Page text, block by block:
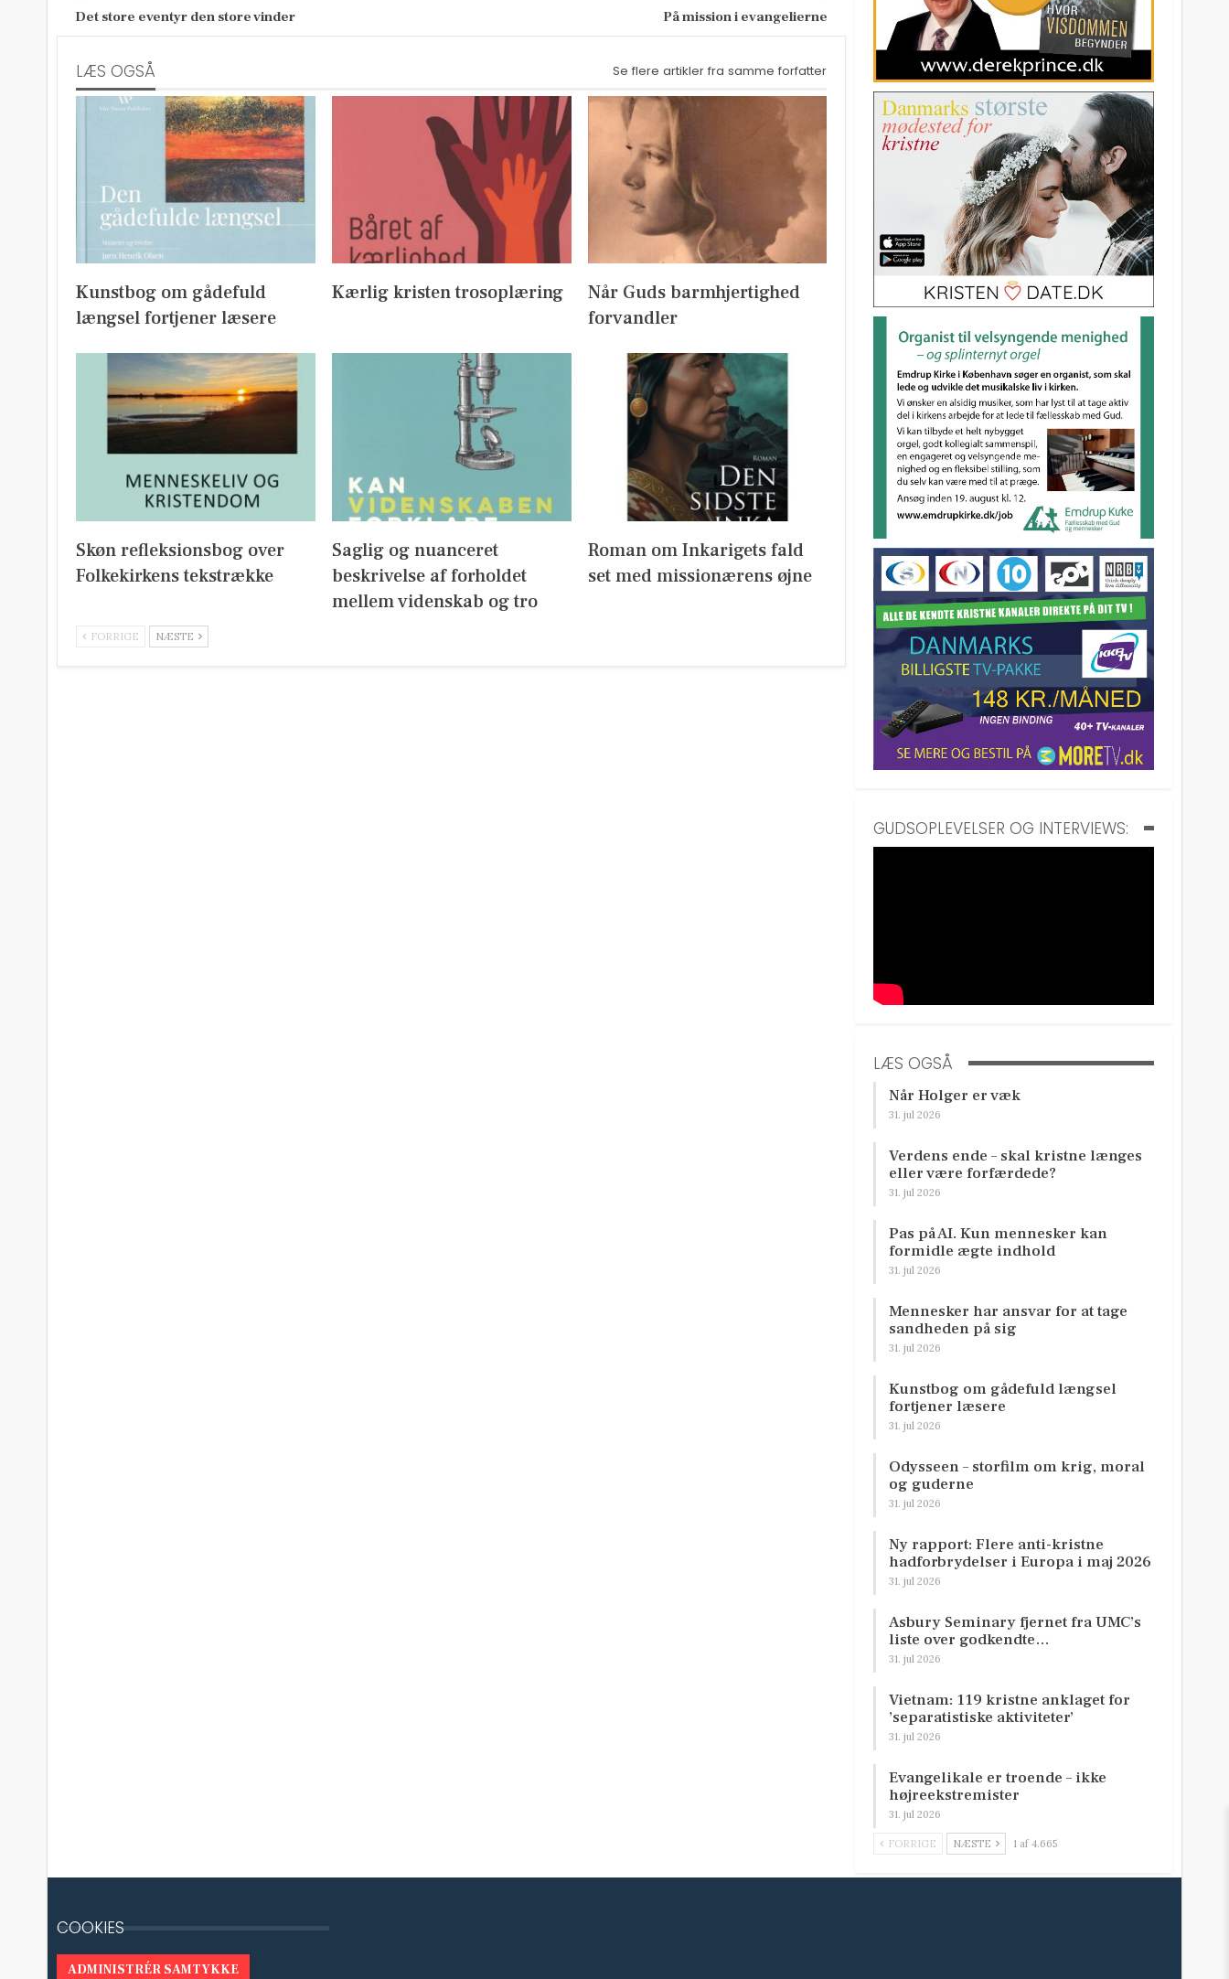
Det store eventyr den store vinder På mission i evangelierne
LÆS OGSÅ Se flere artikler fra samme forfatter
Kunstbog om gådefuld
længsel fortjener læsere
Kærlig kristen trosoplæring
Når Guds barmhjertighed
forvandler
Skøn refleksionsbog over
Folkekirkens tekstrække
Saglig og nuanceret
beskrivelse af forholdet
mellem videnskab og tro
Roman om Inkarigets fald
set med missionærens øjne
FORRIGE NÆSTE
GUDSOPLEVELSER OG INTERVIEWS:
LÆS OGSÅ
Når Holger er væk
31. jul 2026
Verdens ende – skal kristne længes
eller være forfærdede?
31. jul 2026
Pas på AI. Kun mennesker kan
formidle ægte indhold
31. jul 2026
Mennesker har ansvar for at tage
sandheden på sig
31. jul 2026
Kunstbog om gådefuld længsel
fortjener læsere
31. jul 2026
Odysseen – storfilm om krig, moral
og guderne
31. jul 2026
Ny rapport: Flere anti-kristne
hadforbrydelser i Europa i maj 2026
31. jul 2026
Asbury Seminary fjernet fra UMC’s
liste over godkendte…
31. jul 2026
Vietnam: 119 kristne anklaget for
’separatistiske aktiviteter’
31. jul 2026
Evangelikale er troende – ikke
højreekstremister
31. jul 2026
FORRIGE NÆSTE 1 af 4.665
COOKIES
ADMINISTRÉR SAMTYKKE